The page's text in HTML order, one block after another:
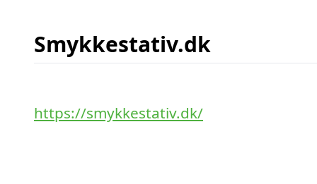
Smykkestativ.dk
https://smykkestativ.dk/